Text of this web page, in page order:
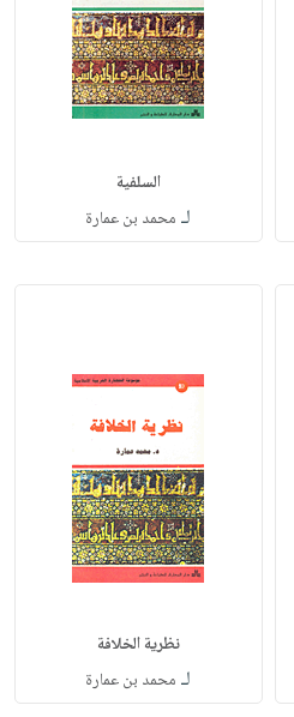
السلفية
لـ محمد بن عمارة
نظرية الخلافة
لـ محمد بن عمارة